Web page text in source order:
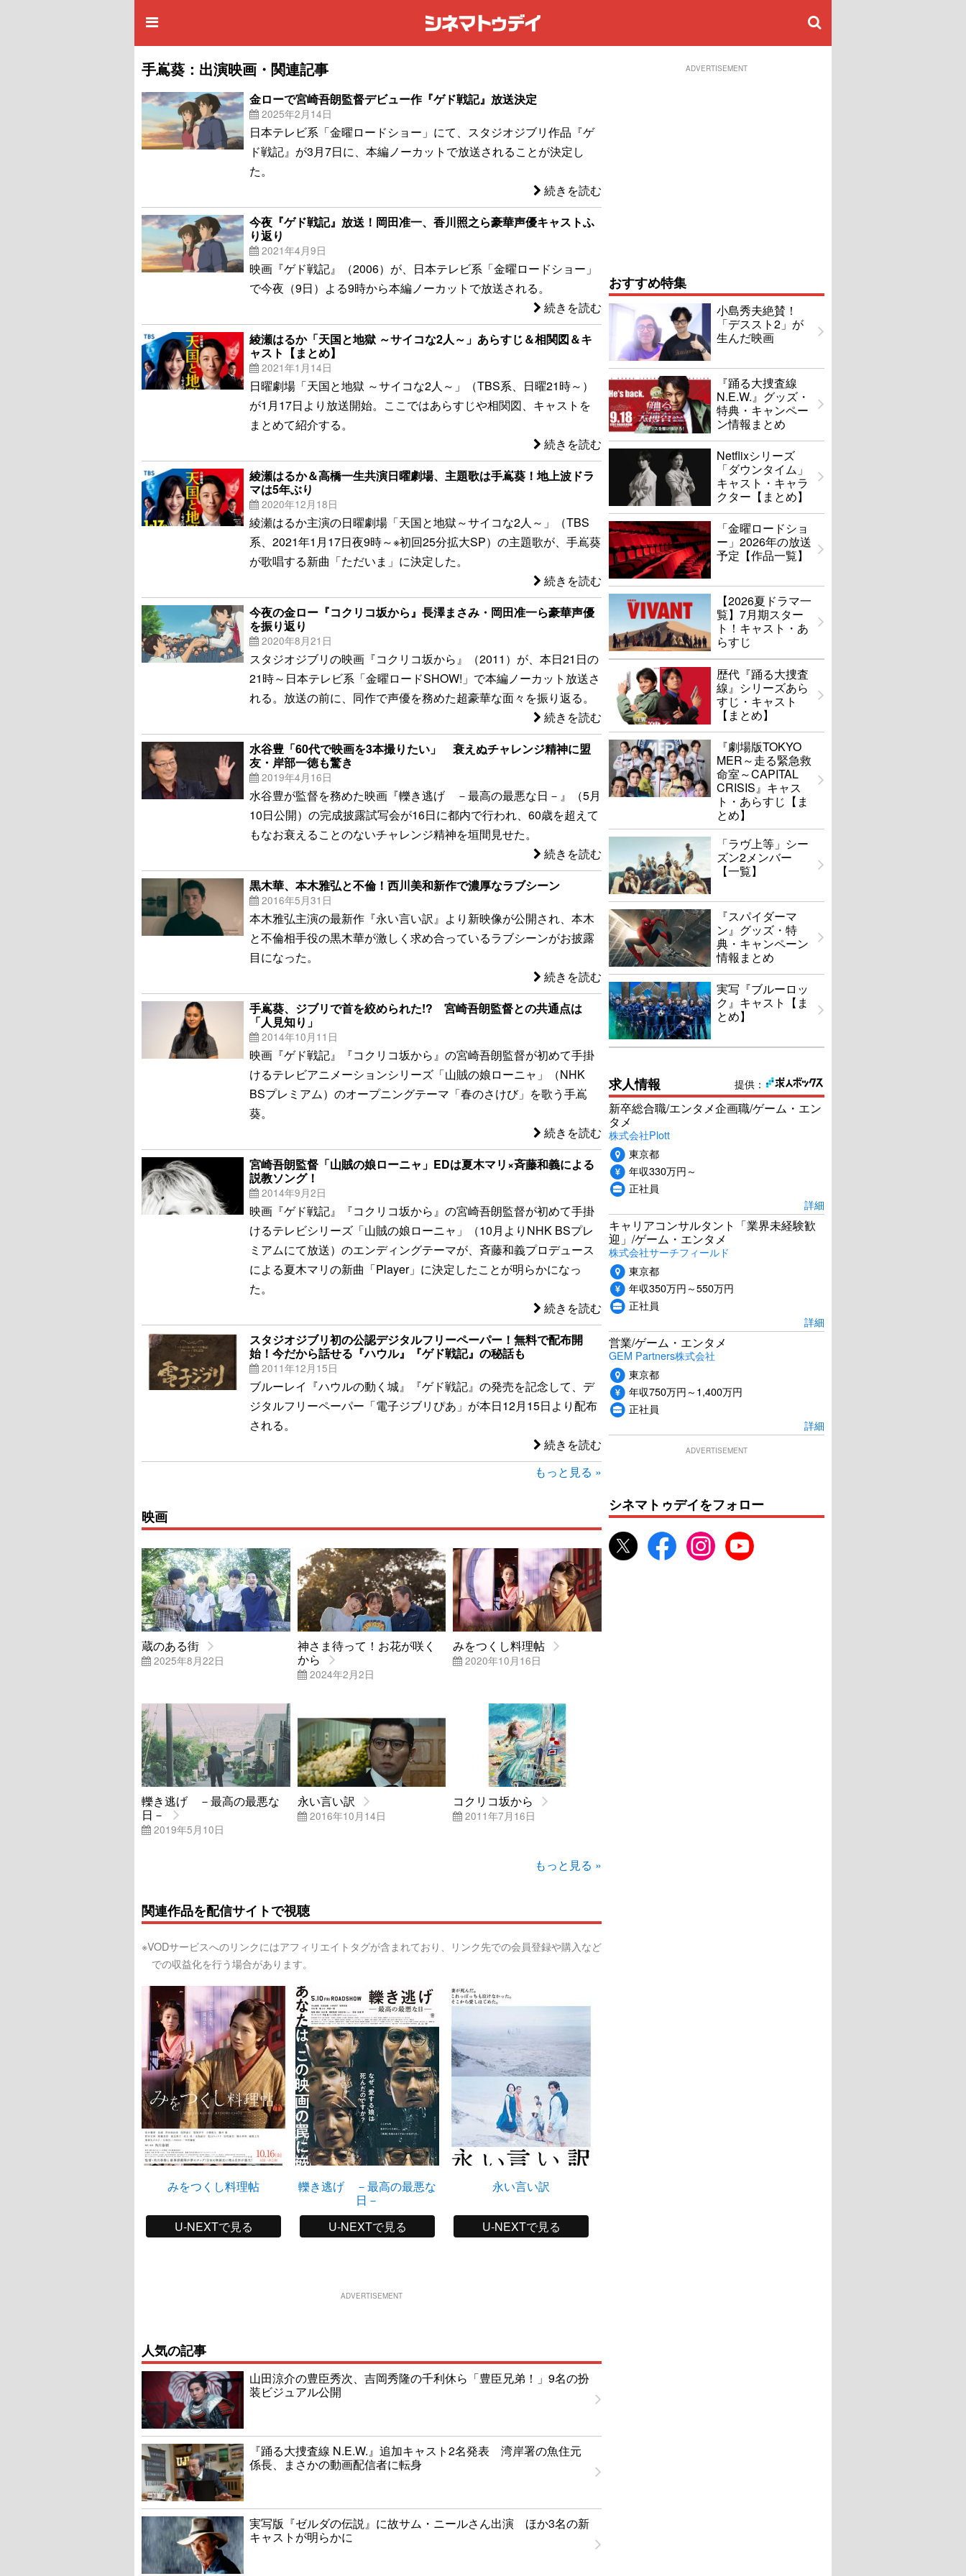
手嶌葵：出演映画・関連記事
金ローで宮崎吾朗監督デビュー作『ゲド戦記』放送決定
2025年2月14日
日本テレビ系「金曜ロードショー」にて、スタジオジブリ作品『ゲ
ド戦記』が3月7日に、本編ノーカットで放送されることが決定し
た。
続きを読む
今夜『ゲド戦記』放送！岡田准一、香川照之ら豪華声優キャストふ
り返り
2021年4月9日
映画『ゲド戦記』（2006）が、日本テレビ系「金曜ロードショー」
で今夜（9日）よる9時から本編ノーカットで放送される。
続きを読む
綾瀬はるか「天国と地獄 ～サイコな2人～」あらすじ＆相関図＆キ
ャスト【まとめ】
2021年1月14日
日曜劇場「天国と地獄 ～サイコな2人～」（TBS系、日曜21時～）
が1月17日より放送開始。ここではあらすじや相関図、キャストを
まとめて紹介する。
続きを読む
綾瀬はるか＆高橋一生共演日曜劇場、主題歌は手嶌葵！地上波ドラ
マは5年ぶり
2020年12月18日
綾瀬はるか主演の日曜劇場「天国と地獄～サイコな2人～」（TBS
系、2021年1月17日夜9時～※初回25分拡大SP）の主題歌が、手嶌葵
が歌唱する新曲「ただいま」に決定した。
続きを読む
今夜の金ロー『コクリコ坂から』長澤まさみ・岡田准一ら豪華声優
を振り返り
2020年8月21日
スタジオジブリの映画『コクリコ坂から』（2011）が、本日21日の
21時～日本テレビ系「金曜ロードSHOW!」で本編ノーカット放送さ
れる。放送の前に、同作で声優を務めた超豪華な面々を振り返る。
続きを読む
水谷豊「60代で映画を3本撮りたい」 衰えぬチャレンジ精神に盟
友・岸部一徳も驚き
2019年4月16日
水谷豊が監督を務めた映画『轢き逃げ －最高の最悪な日－』（5月
10日公開）の完成披露試写会が16日に都内で行われ、60歳を超えて
もなお衰えることのないチャレンジ精神を垣間見せた。
続きを読む
黒木華、本木雅弘と不倫！西川美和新作で濃厚なラブシーン
2016年5月31日
本木雅弘主演の最新作『永い言い訳』より新映像が公開され、本木
と不倫相手役の黒木華が激しく求め合っているラブシーンがお披露
目になった。
続きを読む
手嶌葵、ジブリで首を絞められた!? 宮崎吾朗監督との共通点は
「人見知り」
2014年10月11日
映画『ゲド戦記』『コクリコ坂から』の宮崎吾朗監督が初めて手掛
けるテレビアニメーションシリーズ「山賊の娘ローニャ」（NHK
BSプレミアム）のオープニングテーマ「春のさけび」を歌う手嶌
葵。
続きを読む
宮崎吾朗監督「山賊の娘ローニャ」EDは夏木マリ×斉藤和義による
説教ソング！
2014年9月2日
映画『ゲド戦記』『コクリコ坂から』の宮崎吾朗監督が初めて手掛
けるテレビシリーズ「山賊の娘ローニャ」（10月よりNHK BSプレ
ミアムにて放送）のエンディングテーマが、斉藤和義プロデュース
による夏木マリの新曲「Player」に決定したことが明らかになっ
た。
続きを読む
スタジオジブリ初の公認デジタルフリーペーパー！無料で配布開
始！今だから話せる『ハウル』『ゲド戦記』の秘話も
2011年12月15日
ブルーレイ『ハウルの動く城』『ゲド戦記』の発売を記念して、デ
ジタルフリーペーパー「電子ジブリぴあ」が本日12月15日より配布
される。
続きを読む
もっと見る »
映画
蔵のある街
2025年8月22日
神さま待って！お花が咲く
から
2024年2月2日
みをつくし料理帖
2020年10月16日
轢き逃げ －最高の最悪な
日－
2019年5月10日
永い言い訳
2016年10月14日
コクリコ坂から
2011年7月16日
もっと見る »
関連作品を配信サイトで視聴
※VODサービスへのリンクにはアフィリエイトタグが含まれており、リンク先での会員登録や購入など
での収益化を行う場合があります。
みをつくし料理帖
U-NEXTで見る
轢き逃げ －最高の最悪な
日－
U-NEXTで見る
永い言い訳
U-NEXTで見る
ADVERTISEMENT
人気の記事
山田涼介の豊臣秀次、吉岡秀隆の千利休ら「豊臣兄弟！」9名の扮
装ビジュアル公開
『踊る大捜査線 N.E.W.』追加キャスト2名発表 湾岸署の魚住元
係長、まさかの動画配信者に転身
実写版『ゼルダの伝説』に故サム・ニールさん出演 ほか3名の新
キャストが明らかに
ADVERTISEMENT
おすすめ特集
小島秀夫絶賛！
「デススト2」が
生んだ映画
『踊る大捜査線
N.E.W.』グッズ・
特典・キャンペー
ン情報まとめ
Netflixシリーズ
「ダウンタイム」
キャスト・キャラ
クター【まとめ】
「金曜ロードショ
ー」2026年の放送
予定【作品一覧】
【2026夏ドラマ一
覧】7月期スター
ト！キャスト・あ
らすじ
歴代『踊る大捜査
線』シリーズあら
すじ・キャスト
【まとめ】
『劇場版TOKYO
MER～走る緊急救
命室～CAPITAL
CRISIS』キャス
ト・あらすじ【ま
とめ】
「ラヴ上等」シー
ズン2メンバー
【一覧】
『スパイダーマ
ン』グッズ・特
典・キャンペーン
情報まとめ
実写『ブルーロッ
ク』キャスト【ま
とめ】
提供：
求人情報
新卒総合職/エンタメ企画職/ゲーム・エン
タメ
株式会社Plott
東京都
年収330万円～
正社員
詳細
キャリアコンサルタント「業界未経験歓
迎」/ゲーム・エンタメ
株式会社サーチフィールド
東京都
年収350万円～550万円
正社員
詳細
営業/ゲーム・エンタメ
GEM Partners株式会社
東京都
年収750万円～1,400万円
正社員
詳細
ADVERTISEMENT
シネマトゥデイをフォロー